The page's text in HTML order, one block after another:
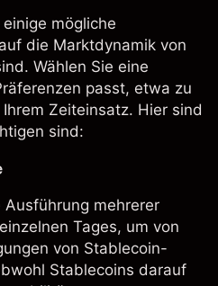
mögliche
die Marktdynamik von
Wählen Sie eine
passt, etwa zu
Zeiteinsatz. Hier sind
sind:
mehrerer
Tages, um von
von Stablecoin-
Stablecoins darauf